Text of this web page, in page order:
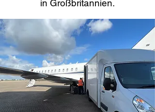
in Großbritannien.